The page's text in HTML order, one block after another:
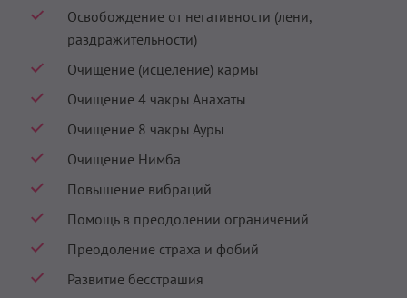
Освобождение от негативности (лени,
раздражительности)
Очищение (исцеление) кармы
Очищение 4 чакры Анахаты
Очищение 8 чакры Ауры
Очищение Нимба
Повышение вибраций
Помощь в преодолении ограничений
Преодоление страха и фобий
Развитие бесстрашия